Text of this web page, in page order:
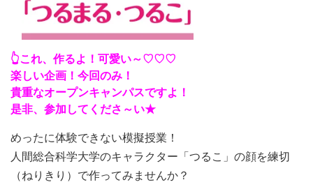
👆これ、作るよ！可愛い～♡♡♡
楽しい企画！今回のみ！
貴重なオープンキャンパスですよ！
是非、参加してくださ～い★
めったに体験できない模擬授業！
人間総合科学大学のキャラクター「つるこ」の顔を練切
（ねりきり）で作ってみませんか？